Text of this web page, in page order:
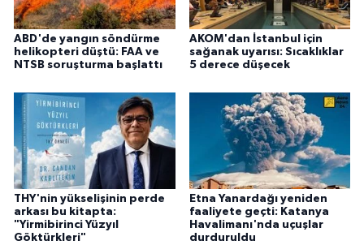
ABD'de yangın söndürme
helikopteri düştü: FAA ve
NTSB soruşturma başlattı
AKOM'dan İstanbul için
sağanak uyarısı: Sıcaklıklar
5 derece düşecek
THY'nin yükselişinin perde
arkası bu kitapta:
"Yirmibirinci Yüzyıl
Göktürkleri"
Etna Yanardağı yeniden
faaliyete geçti: Katanya
Havalimanı'nda uçuşlar
durduruldu